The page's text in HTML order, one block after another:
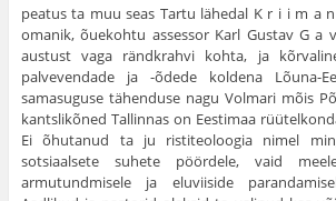
peatus ta muu seas Tartu lähedal K r i i m a
omanik, õuekohtu assessor Karl Gustav G a
austust vaga rändkrahvi kohta, ja
palvevendade ja -õdede koldena Lõuna-
samasuguse tähenduse nagu Volmari mõis
kantslikõned Tallinnas on Eestimaa
Ei õhuta­nud ta ju ristiteoloogia nimel
sotsiaal­sete suhete pöördele, vaid
armutundmisele ja eluviiside